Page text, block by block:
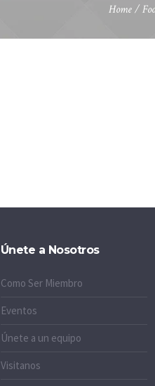
Home/
Únete a Nosotros
Como Ser Miembro
Eventos
Únete a un equipo
Visitanos